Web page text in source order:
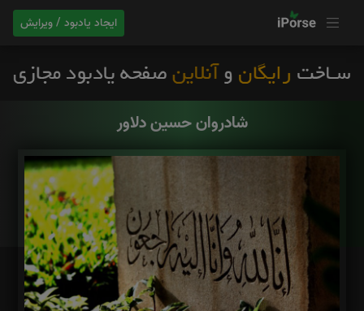
ایجاد یادبود / ویرایش
شادروان حسین دلاور